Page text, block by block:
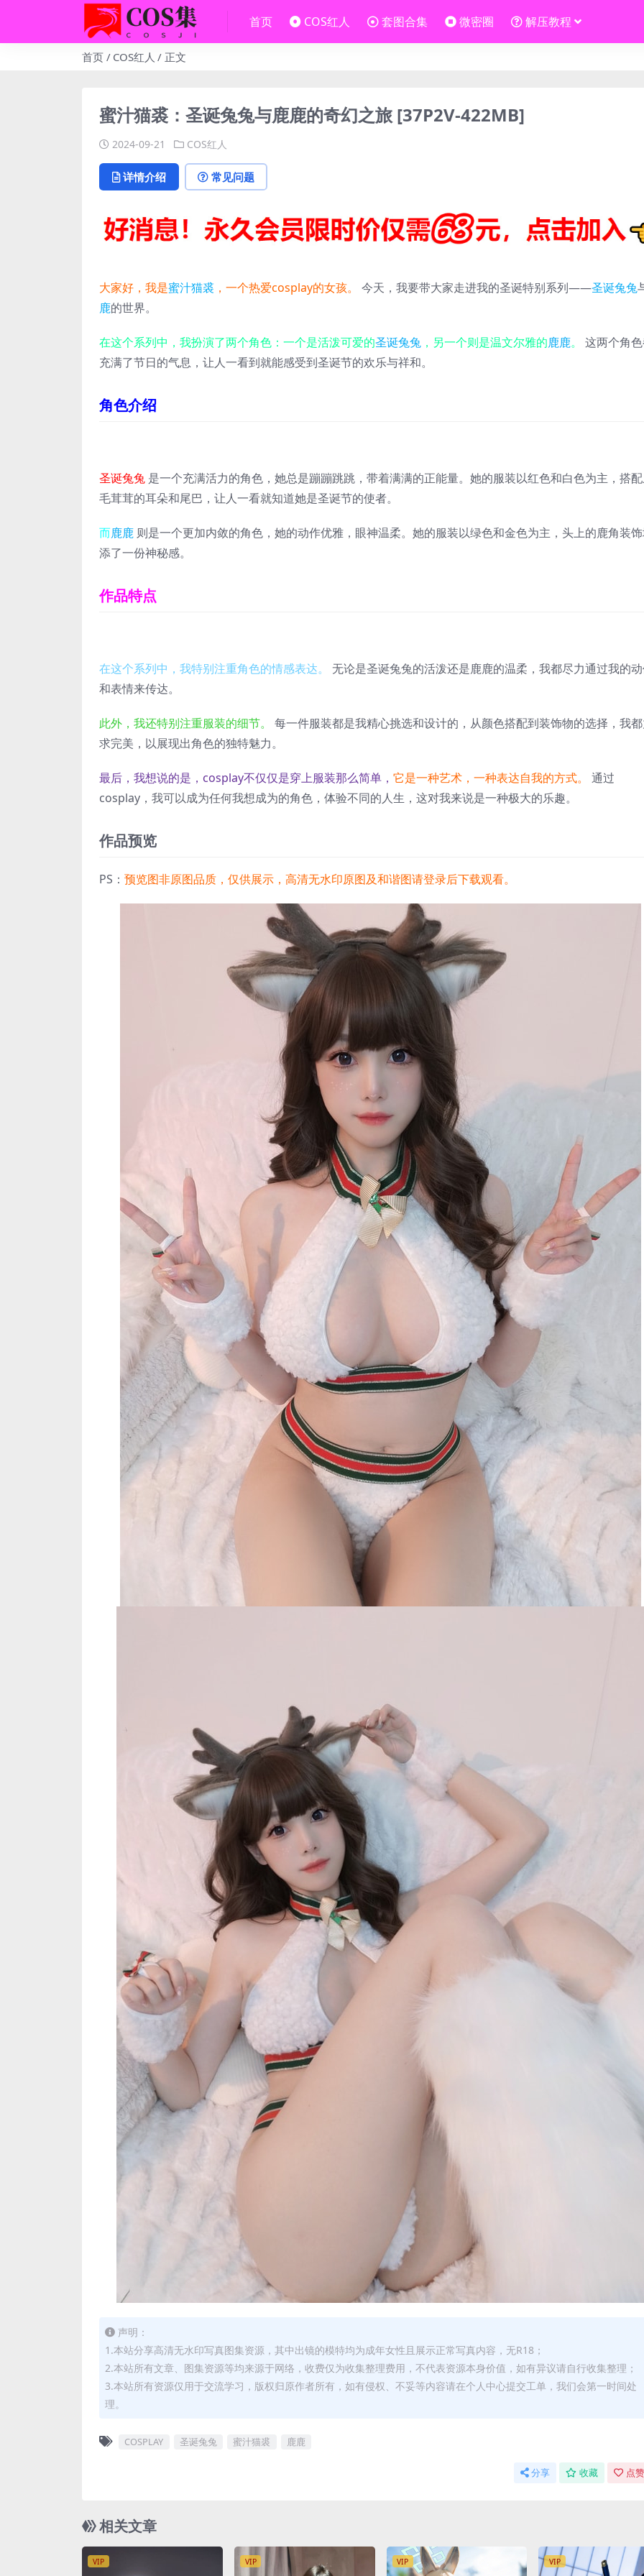
首页 COS红人 套图合集 微密圈 解压教程
首页 COS红人 正文
蜜汁猫裘：圣诞兔兔与鹿鹿的奇幻之旅 [37P2V-422MB]
2024-09-21 COS红人
详情介绍 常见问题
大家好，我是蜜汁猫裘 ，一个热爱cosplay的女孩。 今天，我要带大家走进我的圣诞特别系列——圣诞兔兔
鹿的世界。
在这个系列中，我扮演了两个角色：一个是活泼可爱的圣诞兔兔 ，另一个则是温文尔雅的鹿鹿。
这两个角
充满了节日的气息，让人一看到就能感受到圣诞节的欢乐与祥和。
角色介绍
圣诞兔兔 是一个充满活力的角色，她总是蹦蹦跳跳，带着满满的正能量。她的服装以红色和白色为主，搭
毛茸茸的耳朵和尾巴，让人一看就知道她是圣诞节的使者。
而鹿鹿 则是一个更加内敛的角色，她的动作优雅，眼神温柔。她的服装以绿色和金色为主，头上的鹿角装
添了一份神秘感。
作品特点
在这个系列中，我特别注重角色的情感表达。
无论是圣诞兔兔的活泼还是鹿鹿的温柔，我都尽力通过我的
和表情来传达。
此外，我还特别注重服装的细节。
每一件服装都是我精心挑选和设计的，从颜色搭配到装饰物的选择，我都
求完美，以展现出角色的独特魅力。
最后，我想说的是，cosplay不仅仅是穿上服装那么简单， 它是一种艺术，一种表达自我的方式。
通过
cosplay，我可以成为任何我想成为的角色，体验不同的人生，这对我来说是一种极大的乐趣。
作品预览
PS： 预览图非原图品质，仅供展示，高清无水印原图及和谐图请登录后下载观看。
声明：
1.本站分享高清无水印写真图集资源，其中出镜的模特均为成年女性且展示正常写真内容，无R18；
2.本站所有文章、图集资源等均来源于网络，收费仅为收集整理费用，不代表资源本身价值，如有异议请自行收集整理；
3.本站所有资源仅用于交流学习，版权归原作者所有，如有侵权、不妥等内容请在个人中心提交工单，我们会第一时间处
理。
COSPLAY 圣诞兔兔 蜜汁猫裘 鹿鹿
分享 收藏 点
相关文章
VIP VIP VIP VIP